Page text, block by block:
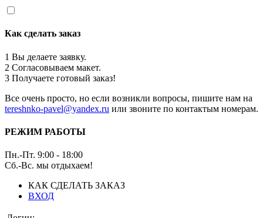
Как сделать заказ
1 Вы делаете заявку.
2 Согласовываем макет.
3 Получаете готовый заказ!
Все очень просто, но если возникли вопросы, пишите нам на
tereshnko-pavel@yandex.ru или звоните по контактым номерам.
РЕЖИМ РАБОТЫ
Пн.-Пт. 9:00 - 18:00
Сб.-Вс. мы отдыхаем!
КАК СДЕЛАТЬ ЗАКАЗ
ВХОД